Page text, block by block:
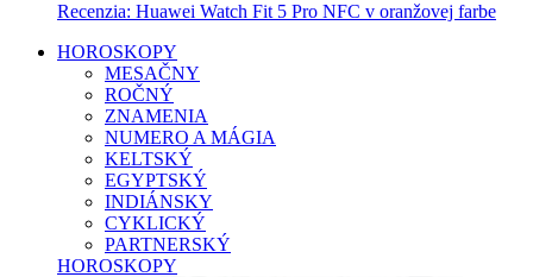
Recenzia: Huawei Watch Fit 5 Pro NFC v oranžovej farbe
HOROSKOPY
MESAČNY
ROČNÝ
ZNAMENIA
NUMERO A MÁGIA
KELTSKÝ
EGYPTSKÝ
INDIÁNSKY
CYKLICKÝ
PARTNERSKÝ
HOROSKOPY